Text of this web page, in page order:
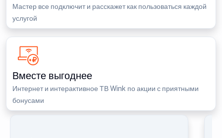
Мастер все подключит и расскажет как пользоваться каждой
услугой
Вместе выгоднее
Интернет и интерактивное ТВ Wink по акции с приятными
бонусами